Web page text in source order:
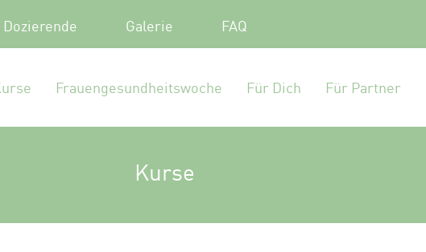
Dozierende Galerie FAQ
Frauengesundheitswoche Für Dich Für Partner
Kurse